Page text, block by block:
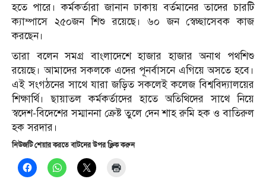
হতে পারে। কর্মকর্তারা জানান ঢাকায় বর্তমানের তাদের চারটি
ক্যাম্পাসে ২৫০জন শিশু রয়েছে। ৬০ জন স্বেচ্ছাসেবক কাজ
করছেন।
তারা বলেন সমগ্র বাংলাদেশে হাজার হাজার অনাথ পথশিশু
রয়েছে। আমাদের সকলকে এদের পূনর্বাসনে এগিয়ে অসতে হবে।
এই সংগঠনের সাথে যারা জড়িত সকলেই কলেজ বিশ্ববিদ্যালয়ের
শিক্ষার্থি। ছায়াতল কর্মকর্তাদের হাতে অতিথিদের সাথে নিয়ে
স্বদেশ-বিদেশের সম্মাননা ক্রেষ্ট তুলে দেন শাহ রুমি হক ও বাতিরুল
হক সরদার।
নিউজটি শেয়ার করতে বাটনের উপর ক্লিক করুন